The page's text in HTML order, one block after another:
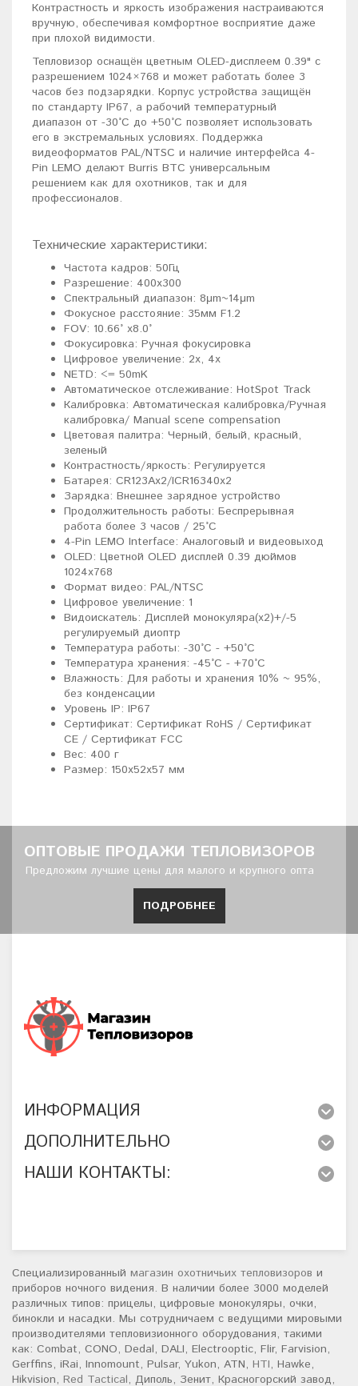
Контрастность и яркость изображения настраиваются
вручную, обеспечивая комфортное восприятие даже
при плохой видимости.
Тепловизор оснащён цветным OLED-дисплеем 0.39" с
разрешением 1024×768 и может работать более 3
часов без подзарядки. Корпус устройства защищён
по стандарту IP67, а рабочий температурный
диапазон от -30°C до +50°C позволяет использовать
его в экстремальных условиях. Поддержка
видеоформатов PAL/NTSC и наличие интерфейса 4-
Pin LEMO делают Burris BTC универсальным
решением как для охотников, так и для
профессионалов.
Технические характеристики:
Частота кадров: 50Гц
Разрешение: 400х300
Спектральный диапазон: 8μm~14μm
Фокусное расстояние: 35мм F1.2
FOV: 10.66° х8.0°
Фокусировка: Ручная фокусировка
Цифровое увеличение: 2х, 4х
NETD: <= 50mK
Автоматическое отслеживание: HotSpot Track
Калибровка: Автоматическая калибровка/Ручная
калибровка/ Manual scene compensation
Цветовая палитра: Черный, белый, красный,
зеленый
Контрастность/яркость: Регулируется
Батарея: CR123Ax2/ICR16340x2
Зарядка: Внешнее зарядное устройство
Продолжительность работы: Беспрерывная
работа более 3 часов / 25°С
4-Pin LEMO Interface: Аналоговый и видеовыход
OLED: Цветной OLED дисплей 0.39 дюймов
1024х768
Формат видео: PAL/NTSC
Цифровое увеличение: 1
Видоискатель: Дисплей монокуляра(х2)+/-5
регулируемый диоптр
Температура работы: -30°С - +50°С
Температура хранения: -45°С - +70°С
Влажность: Для работы и хранения 10% ~ 95%,
без конденсации
Уровень IP: IP67
Сертификат: Сертификат RoHS / Сертификат
CE / Сертификат FCC
Вес: 400 г
Размер: 150х52х57 мм
ОПТОВЫЕ ПРОДАЖИ ТЕПЛОВИЗОРОВ
Предложим лучшие цены для малого и крупного опта
ПОДРОБНЕЕ
ИНФОРМАЦИЯ
ДОПОЛНИТЕЛЬНО
НАШИ КОНТАКТЫ:
Специализированный магазин охотничьих тепловизоров и
приборов ночного видения. В наличии более 3000 моделей
различных типов: прицелы, цифровые монокуляры, очки,
бинокли и насадки. Мы сотрудничаем с ведущими мировыми
производителями тепловизионного оборудования, такими
как: Combat, CONO, Dedal, DALI, Electrooptic, Flir, Farvision,
Gerffins, iRai, Innomount, Pulsar, Yukon, ATN, HTI, Hawke,
Hikvision, Red Tactical, Диполь, Зенит, Красногорский завод,